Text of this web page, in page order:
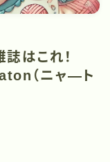
はこれ！
（ニャ―ト